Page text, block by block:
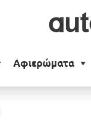
Αφιερώματα